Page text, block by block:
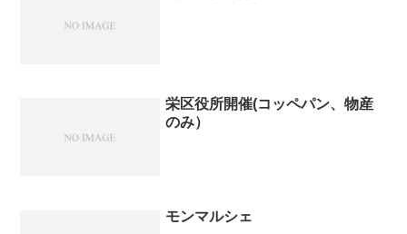
栄区役所開催(コッペパン、物産
のみ）
モンマルシェ